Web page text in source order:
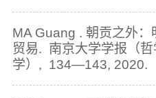
MA Guang . 朝贡之外
贸易. 南京大学学报（哲
学）, 134—143, 2020.